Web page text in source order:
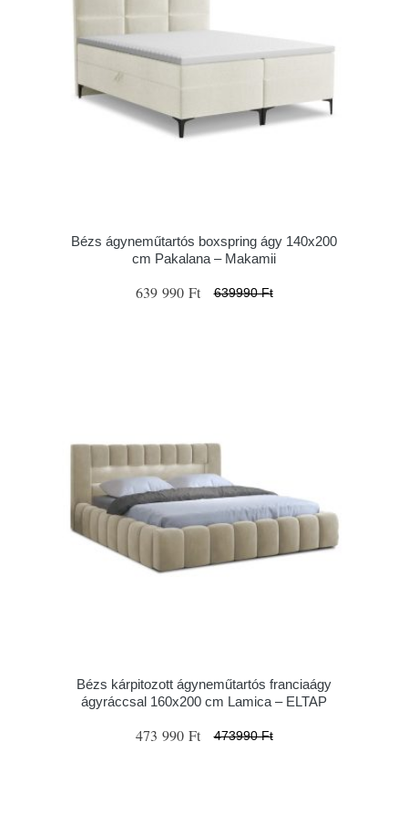
Bézs ágyneműtartós boxspring ágy 140x200
cm Pakalana – Makamii
639 990 Ft 639990 Ft
Bézs kárpitozott ágyneműtartós franciaágy
ágyráccsal 160x200 cm Lamica – ELTAP
473 990 Ft 473990 Ft